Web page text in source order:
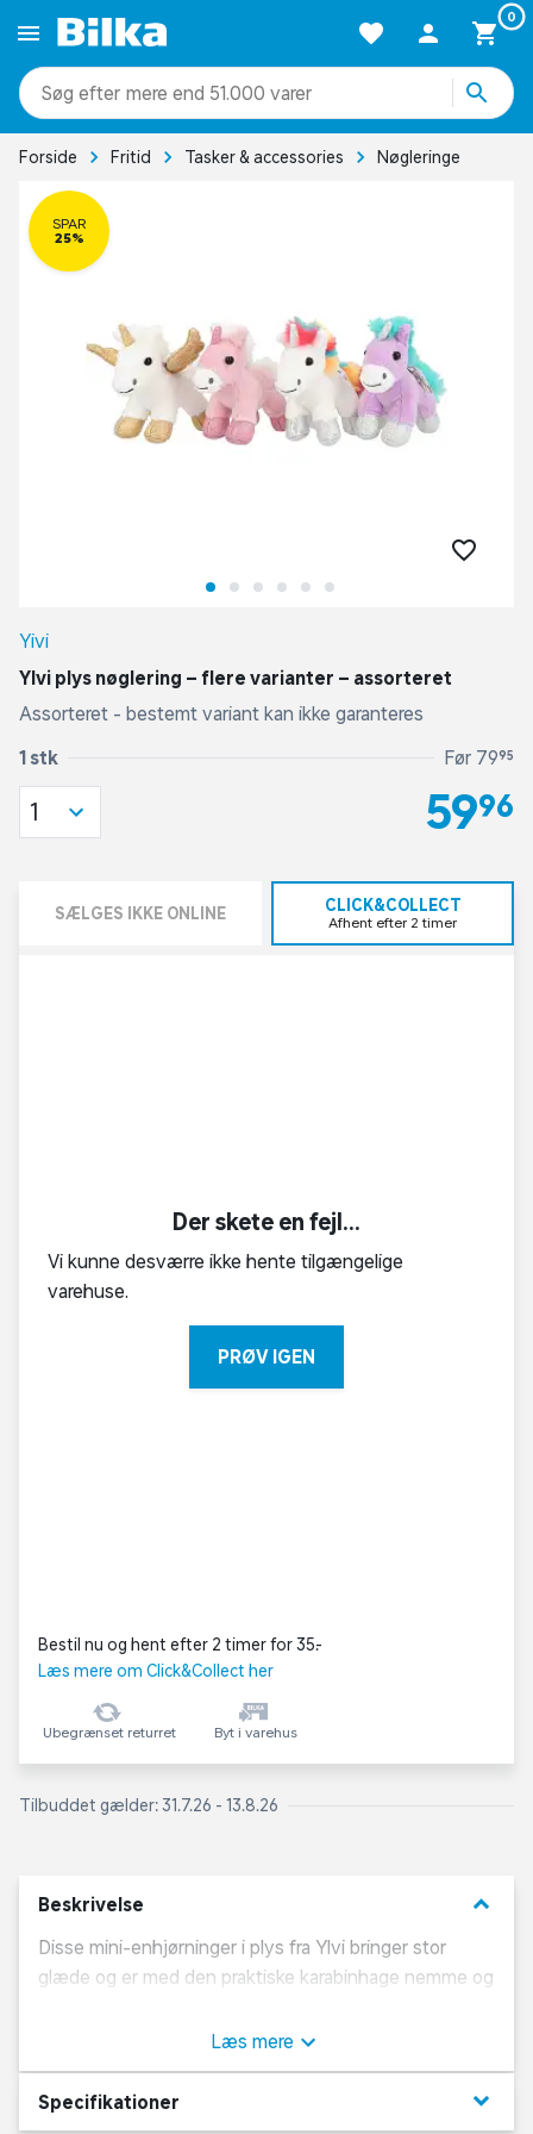
0
mere end 51.000 varer
Forside Fritid Tasker & accessories Nøgleringe
SPAR
25%
Yivi
Ylvi plys nøglering – flere varianter – assorteret
Assorteret - bestemt variant kan ikke garanteres
1 stk Før 79,95
59,96
1
SÆLGES IKKE ONLINE CLICK&COLLECT
Afhent efter 2 timer
Der skete en fejl...
Vi kunne desværre ikke hente tilgængelige
varehuse.
PRØV IGEN
Bestil nu og hent efter 2 timer for 35,-
Læs mere om Click&Collect her
Ubegrænset returret Byt i varehus
Tilbuddet gælder: 31.7.26 - 13.8.26
Beskrivelse keyboard_arrow_down
Disse mini-enhjørninger i plys fra Ylvi bringer stor
glæde og er med den praktiske karabinhage nemme og
flot pynt. De findes i fire forskellige designs: hvid
enhjørning med stjernebroderi, regnbuemanke,
sølvglitrende hove samt horn, hvid enhjørning med
sølvnistre, guldglitrende horn, hove og vinger, lyserød
Læs mere
Specifikationer keyboard_arrow_down